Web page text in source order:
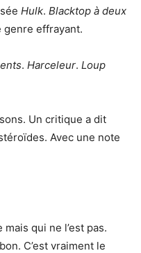
Hulk. Blacktop à deux
genre effrayant.
. Harceleur. Loup
Un critique a dit
Avec une note
qui ne l’est pas.
C’est vraiment le